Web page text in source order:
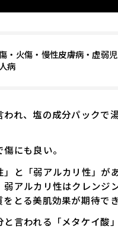
・火傷・慢性皮膚病・虚弱
病
われ、塩の成分パックで
にも良い。
」と「弱アルカリ性」が
弱アルカリ性はクレンジ
とる美肌効果が期待でき
と言われる「メタケイ酸